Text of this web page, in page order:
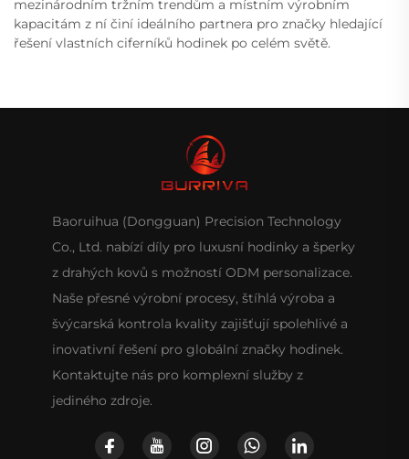
mezinárodním tržním trendům a místním výrobním
kapacitám z ní činí ideálního partnera pro značky hledající
řešení vlastních ciferníků hodinek po celém světě.
Baoruihua (Dongguan) Precision Technology
Co., Ltd. nabízí díly pro luxusní hodinky a šperky
z drahých kovů s možností ODM personalizace.
Naše přesné výrobní procesy, štíhlá výroba a
švýcarská kontrola kvality zajišťují spolehlivé a
inovativní řešení pro globální značky hodinek.
Kontaktujte nás pro komplexní služby z
jediného zdroje.